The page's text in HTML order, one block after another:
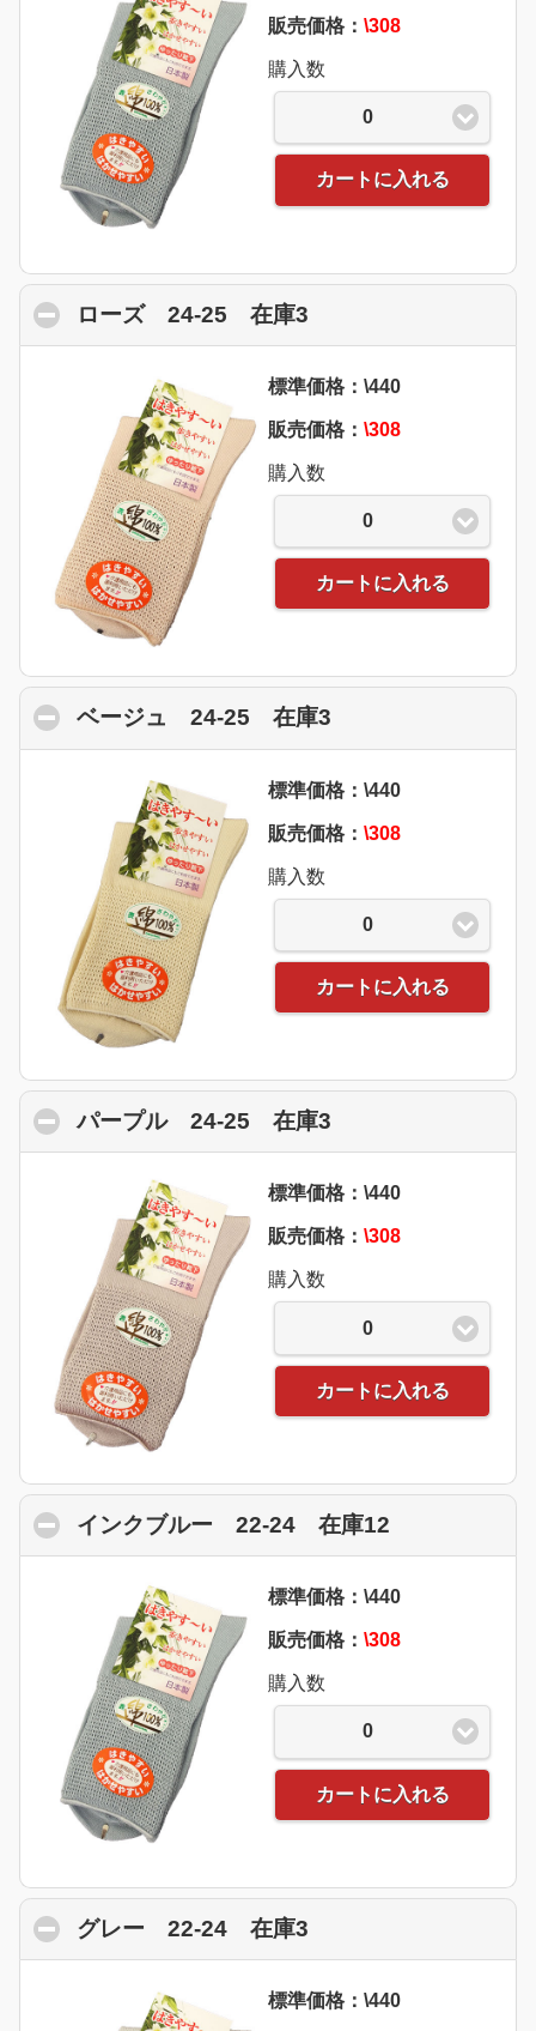
販売価格： \308
購入数
0
カートに入れる
ローズ 24-25 在庫3
標準価格：\440
販売価格： \308
購入数
0
カートに入れる
ベージュ 24-25 在庫3
標準価格：\440
販売価格： \308
購入数
0
カートに入れる
パープル 24-25 在庫3
標準価格：\440
販売価格： \308
購入数
0
カートに入れる
インクブルー 22-24 在庫12
標準価格：\440
販売価格： \308
購入数
0
カートに入れる
グレー 22-24 在庫3
標準価格：\440